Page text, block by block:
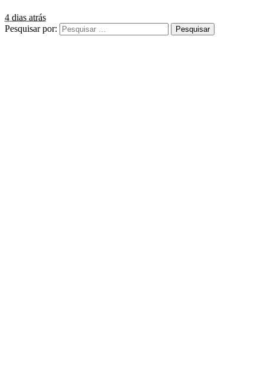
4 dias atrás
Pesquisar por: